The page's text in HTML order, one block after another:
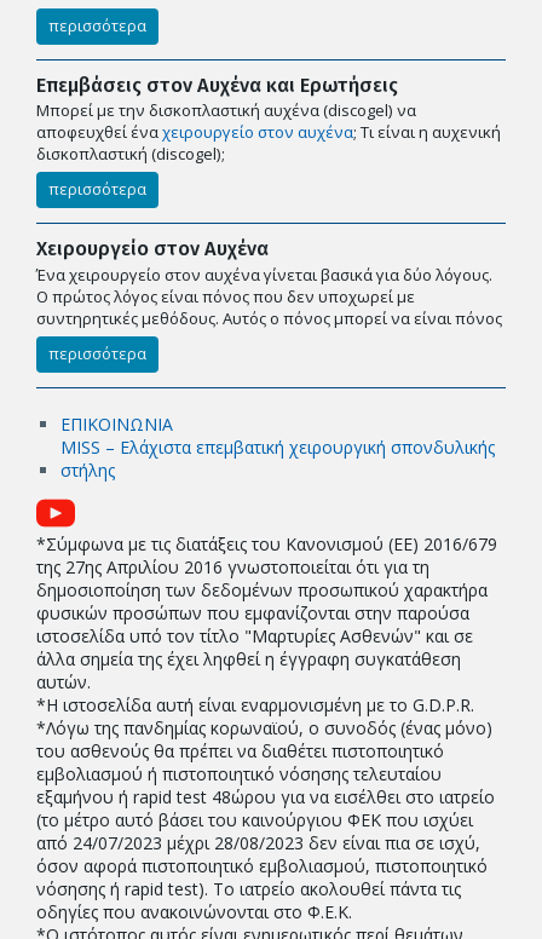
περισσότερα
Επεμβάσεις στον Αυχένα και Ερωτήσεις
Μπορεί με την δισκοπλαστική αυχένα (discogel) να
αποφευχθεί έναχειρουργείο στον αυχένα; Tι είναι η αυχενική
δισκοπλαστική (discogel);
περισσότερα
Χειρουργείο στον Αυχένα
Ένα χειρουργείο στον αυχένα γίνεται βασικά για δύο λόγους.
Ο πρώτος λόγος είναι πόνος που δεν υποχωρεί με
συντηρητικές μεθόδους. Αυτός ο πόνος μπορεί να είναι πόνος
περισσότερα
ΕΠΙΚΟΙΝΩΝΙΑ
MISS – Ελάχιστα επεμβατική χειρουργική σπονδυλικής
στήλης
*Σύμφωνα με τις διατάξεις του Κανονισμού (EE) 2016/679
της 27ης Απριλίου 2016 γνωστοποιείται ότι για τη
δημοσιοποίηση των δεδομένων προσωπικού χαρακτήρα
φυσικών προσώπων που εμφανίζονται στην παρούσα
ιστοσελίδα υπό τον τίτλο "Μαρτυρίες Ασθενών" και σε
άλλα σημεία της έχει ληφθεί η έγγραφη συγκατάθεση
αυτών.
*Η ιστοσελίδα αυτή είναι εναρμονισμένη με το G.D.P.R.
*Λόγω της πανδημίας κορωναϊού, ο συνοδός (ένας μόνο)
του ασθενούς θα πρέπει να διαθέτει πιστοποιητικό
εμβολιασμού ή πιστοποιητικό νόσησης τελευταίου
εξαμήνου ή rapid test 48ώρου για να εισέλθει στο ιατρείο
(το μέτρο αυτό βάσει του καινούργιου ΦΕΚ που ισχύει
από 24/07/2023 μέχρι 28/08/2023 δεν είναι πια σε ισχύ,
όσον αφορά πιστοποιητικό εμβολιασμού, πιστοποιητικό
νόσησης ή rapid test). Το ιατρείο ακολουθεί πάντα τις
οδηγίες που ανακοινώνονται στο Φ.Ε.Κ.